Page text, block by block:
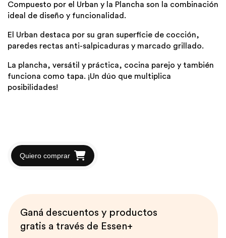
Compuesto por el Urban y la Plancha son la combinación
ideal de diseño y funcionalidad.
El Urban destaca por su gran superficie de cocción,
paredes rectas anti-salpicaduras y marcado grillado.
La plancha, versátil y práctica, cocina parejo y también
funciona como tapa. ¡Un dúo que multiplica
posibilidades!
Quiero comprar
Ganá descuentos y productos
gratis a través de Essen+